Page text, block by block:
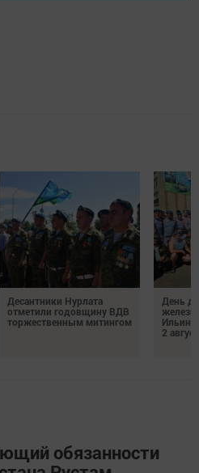
Десантники Нурлата
отметили годовщину ВДВ
торжественным митингом
День
Ильин
2
обязанности